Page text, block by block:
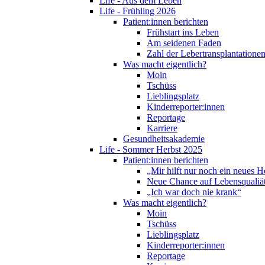
Life - Frühling 2026
Patient:innen berichten
Frühstart ins Leben
Am seidenen Faden
Zahl der
Was macht eigentlich?
Moin
Tschüss
Lieblingsplatz
Kinderreporter:innen
Reportage
Karriere
Gesundheitsakademie
Life - Sommer Herbst 2025
Patient:innen berichten
„Mir hilft nur noch ein neues
Neue Chance auf
„Ich war doch nie krank“
Was macht eigentlich?
Moin
Tschüss
Lieblingsplatz
Kinderreporter:innen
Reportage